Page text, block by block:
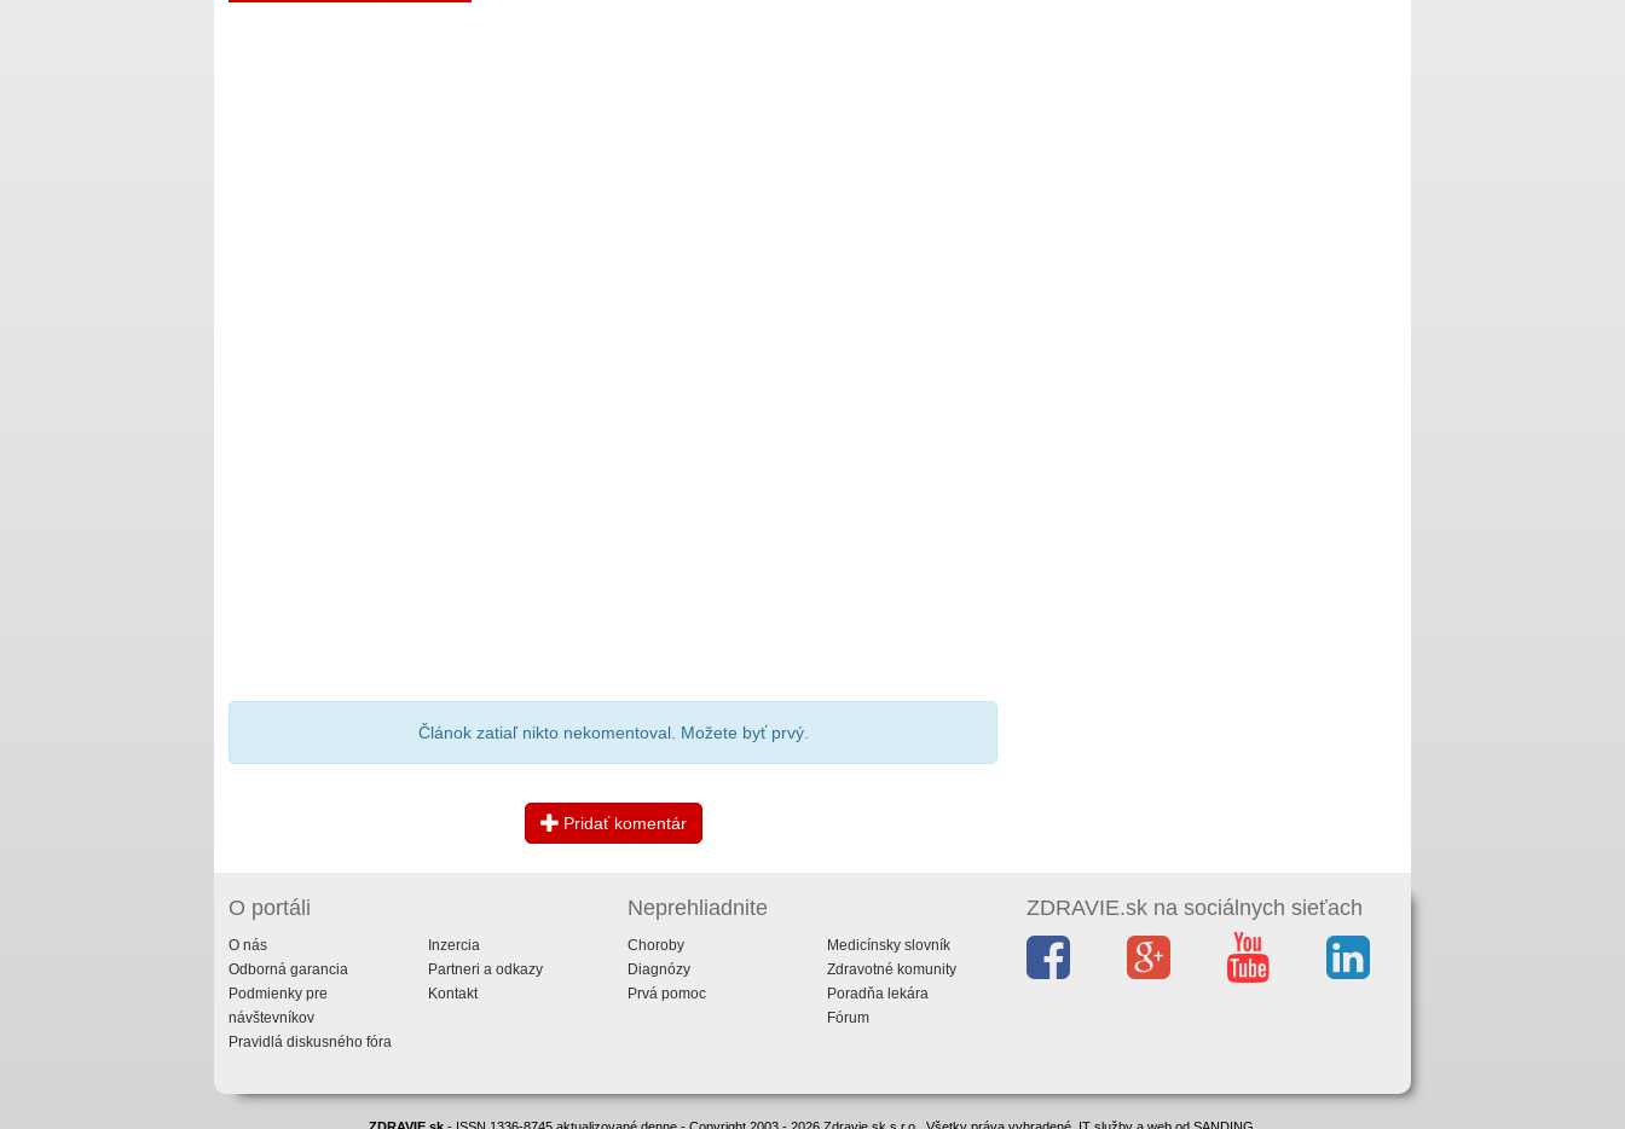
Článok zatiaľ nikto nekomentoval. Možete byť prvý.
Pridať komentár
O portáli
O nás
Odborná garancia
Podmienky pre
návštevníkov
Pravidlá diskusného fóra
Inzercia
Partneri a odkazy
Kontakt
Neprehliadnite
Choroby
Diagnózy
Prvá pomoc
Medicínsky slovník
Zdravotné komunity
Poradňa lekára
Fórum
ZDRAVIE.sk na sociálnych sieťach